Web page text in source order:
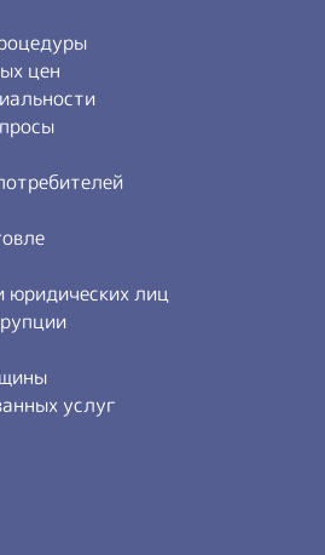
цен
лиц
услуг